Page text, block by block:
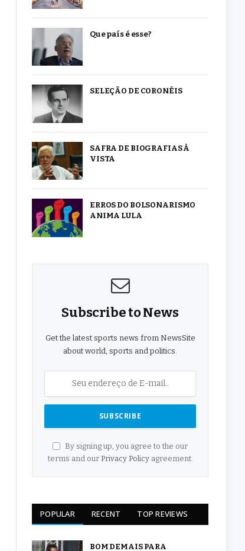
Que país é esse?
SELEÇÃO DE CORONÉIS
SAFRA DE BIOGRAFIAS À
VISTA
ERROS DO BOLSONARISMO
ANIMA LULA
Subscribe to News
Get the latest sports news from NewsSite
about world, sports and politics.
By signing up, you agree to the our
terms and our Privacy Policyagreement.
POPULAR RECENT TOP REVIEWS
BOM DEMAIS PARA